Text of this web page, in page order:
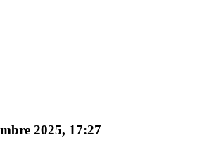
2025, 17:27